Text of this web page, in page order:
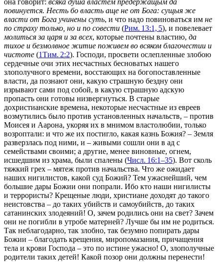
она говорит: всяка душа властем предержащым да
повинуется. Несть бо власть аще не от Бога: сущыя же
власти от Бога учинены суть, и что надо повиноваться им не
по страху только, но и по совести (Рим. 13:1, 5), и повелевает
молиться за царя и за всех, которые почтены властию, да
тихое и безмолвное житие поживем во всяком благочестии и
чистоте (1Тим. 2:2). Господи, просвети ослепленные злобою
сердечные очи этих несчастных бесноватых нашего
злополучного времени, восстающих на богопоставленные
власти, да познают они, какую страшную бездну они
изрывают сами под собой, в какую страшную адскую
пропасть они готовы низвергнуться. В старые
дохристианские времена, некоторые несчастные из евреев
возмутились было против установленных начальств, – против
Моисея и Аарона, укоряя их в мнимом властолюбии, только
возроптали: и что же их постигло, какая казнь Божия? – Земля
разверзлась под ними, и – живыми сошли они в ад с
семействами своими; а другие, менее виновные, огнем,
исшедшим из храма, были спалены (Числ. 16:1–35). Вот сколь
тяжкий грех – мятеж против начальства. Что же ожидает
наших нигилистов, какой суд Божий? Тем ужаснейший, чем
большие дары Божии они попрали. Ибо кто наши нигилисты
и террористы? Крещеные люди, христиане доходят до такого
неистовства – до таких убийств и самоубийств, до таких
сатанинских злодеяний! О, зачем родились они на свет? Зачем
они не погибли в утробе матерней? Лучше бы им не родиться.
Так неблагодарно, так злобно, так безумно попирать дары
Божии – благодать крещения, миропомазания, причащения
тела и крови Господа – это по истине ужасно! О, злополучные
родители таких детей! Какой позор они должны перенести!